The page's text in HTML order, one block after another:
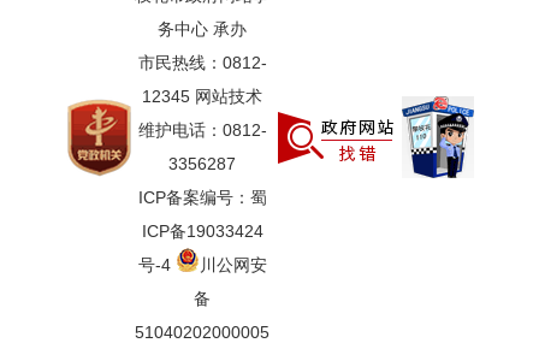
务中心 承办
市民热线：0812-
12345 网站技术
维护电话：0812-
3356287
ICP备案编号：蜀
ICP备19033424
号-4
川公网安
备
51040202000005